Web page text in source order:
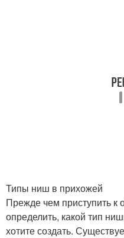
Типы ниш в прихожей
Прежде чем приступить к
определить, какой тип
хотите создать.